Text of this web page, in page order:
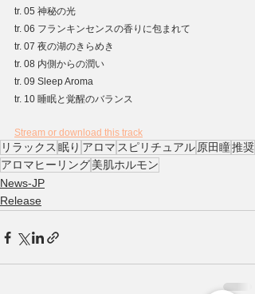
tr. 05 神秘の光
tr. 06 フランキンセンスの香りに包まれて
tr. 07 夜の湖のきらめき
tr. 08 内側からの潤い
tr. 09 Sleep Aroma
tr. 10 睡眠と覚醒のバランス
Stream or download this track
リラックス 眠り アロマ スピリチュアル 原田瞳推奨
アロマヒーリング美肌ホルモン
News-JP
Release